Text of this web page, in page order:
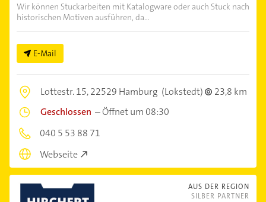
Wir können Stuckarbeiten mit Katalogware oder auch Stuck nach
historischen Motiven ausführen, da...
E-Mail
Lottestr. 15,22529 Hamburg (Lokstedt)
23,8 km
Geschlossen –Öffnet um 08:30
040 5 53 88 71
Webseite
AUS DER REGION
SILBER PARTNER